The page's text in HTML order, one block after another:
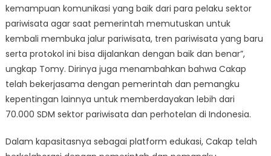
kemampuan komunikasi yang baik dari para pelaku sektor
pariwisata agar saat pemerintah memutuskan untuk
kembali membuka jalur pariwisata, tren pariwisata yang baru
serta protokol ini bisa dijalankan dengan baik dan benar”,
ungkap Tomy. Dirinya juga menambahkan bahwa Cakap
telah bekerjasama dengan pemerintah dan pemangku
kepentingan lainnya untuk memberdayakan lebih dari
70.000 SDM sektor pariwisata dan perhotelan di Indonesia.
Dalam kapasitasnya sebagai platform edukasi, Cakap telah